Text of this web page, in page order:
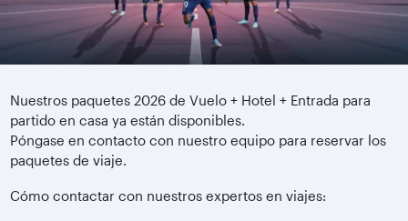
Nuestros paquetes 2026 de Vuelo + Hotel + Entrada para
partido en casa ya están disponibles.
Póngase en contacto con nuestro equipo para reservar los
paquetes de viaje.
Cómo contactar con nuestros expertos en viajes: